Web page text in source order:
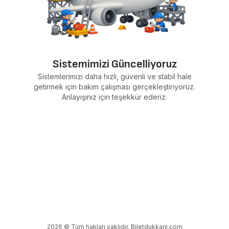
Sistemimizi Güncelliyoruz
Sistemlerimizi daha hızlı, güvenli ve stabil hale
getirmek için bakım çalışması gerçekleştiriyoruz.
Anlayışınız için teşekkür ederiz.
2026 © Tüm hakları saklıdır. Biletdukkani.com